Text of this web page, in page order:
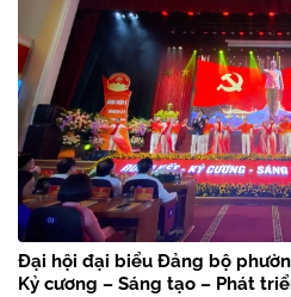
Đại hội đại biểu Đảng bộ
Kỷ cương – Sáng tạo – Phát